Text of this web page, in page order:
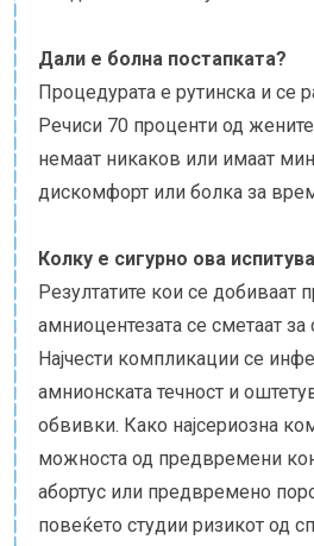
Дали е болна постапката?
Процедурата е рутинска и се
Речиси 70 проценти од
немаат никаков или имаат
дискомфорт или болка за
Колку е сигурно ова
Резултатите кои се добиваат
амниоцентезата се сметаат за
Најчести компликации се
амнионската течност и
обвивки. Како најсериозна
можноста од предвремени
абортус или предвремено
повеќето студии ризикот од